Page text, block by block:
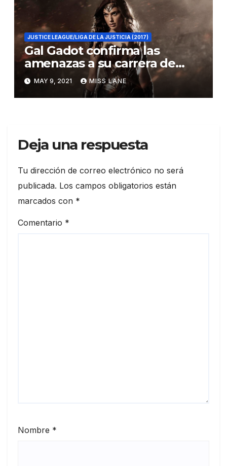
JUSTICE LEAGUE/LIGA DE LA JUSTICIA (2017)
Gal Gadot confirma las
amenazas a su carrera de
Joss Whedon
MAY 9, 2021 MISS LANE
Deja una respuesta
Tu dirección de correo electrónico no será
publicada. Los campos obligatorios están
marcados con *
Comentario *
Nombre *